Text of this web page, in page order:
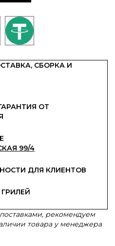
СБОРКА И
ОТ
99/4
ДЛЯ КЛИЕНТОВ
рекомендуем
товара у менеджера